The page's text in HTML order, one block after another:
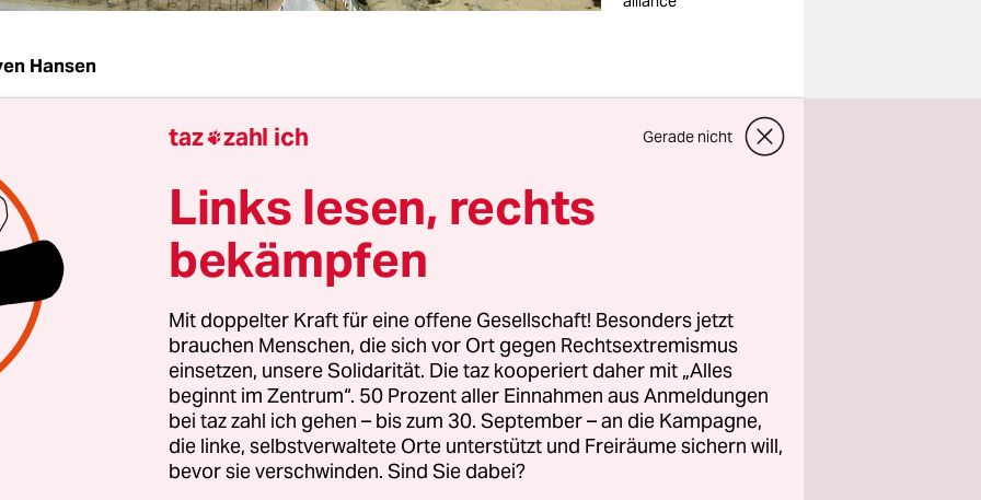
Hansen
war die südwestpakistanische Wüsten- und
nur für ihre Fischerei bekannt. Für den
Ort in
Belutschistanauf der Gwadar-Halbinsel, 60
der Grenze zum Iran entfernt, interessierte sich auch in
Doch heute bekommen pakistanische Politiker und
Dollarzeichen in den Augen, wenn sie öffentlich davon
sie die Stadt mit jetzt 270.000 Einwohnern zu einem
verwandeln und über den China-Pakistan Economic
mit dem chinesischen Nordwesten verbinden wollen.
spielt Gwadar inzwischeneine strategische Rolle.
sich aus der Nähe zum Eingang des Persischen Golfs (über
taz zahl ich Gerade nicht
Links lesen, rechts
bekämpfen
Mit doppelter Kraft für eine offene Gesellschaft! Besonders jetzt
brauchen Menschen, die sich vor Ort gegen Rechtsextremismus
einsetzen, unsere Solidarität. Die taz kooperiert daher mit „Alles
beginnt im Zentrum“. 50 Prozent aller Einnahmen aus Anmeldungen
bei taz zahl ich gehen – bis zum 30. September – an die Kampagne,
die linke, selbstverwaltete Orte unterstützt und Freiräume sichern will,
bevor sie verschwinden. Sind Sie dabei?